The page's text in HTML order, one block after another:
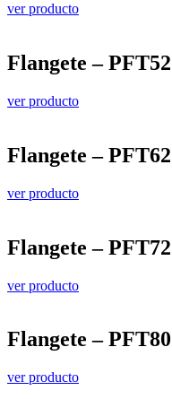
ver producto
Flangete –
ver producto
Flangete –
ver producto
Flangete –
ver producto
Flangete –
ver producto